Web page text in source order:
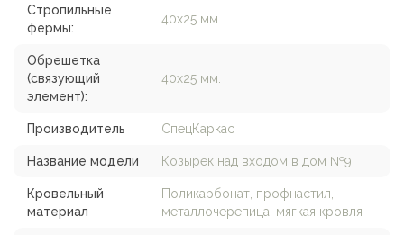
Стропильные
фермы:
40х25 мм.
Обрешетка
(связующий
элемент):
40х25 мм.
Производитель СпецКаркас
Название модели Козырек над входом в дом №9
Кровельный
материал
Поликарбонат, профнастил,
металлочерепица, мягкая кровля